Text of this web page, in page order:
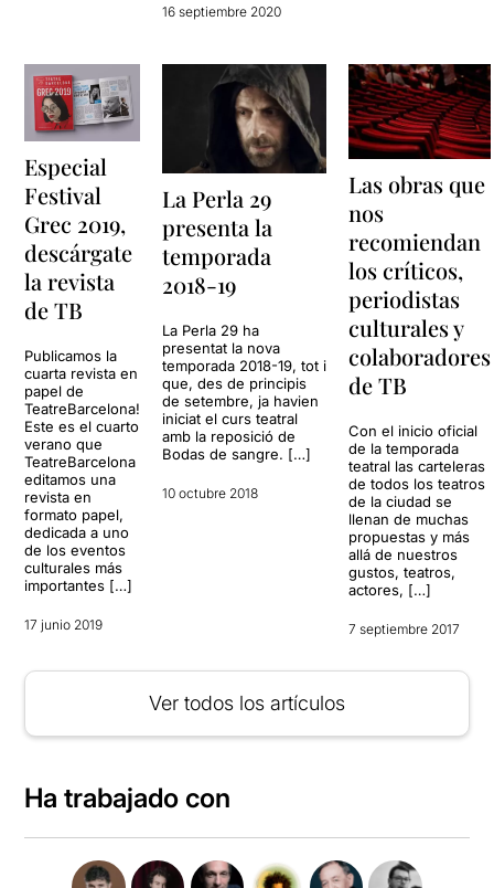
16 septiembre 2020
Especial
Festival
Grec 2019,
descárgate
la revista
de TB
Publicamos la
cuarta revista en
papel de
TeatreBarcelona!
Este es el cuarto
verano que
TeatreBarcelona
editamos una
revista en
formato papel,
dedicada a uno
de los eventos
culturales más
importantes […]
17 junio 2019
La Perla 29
presenta la
temporada
2018-19
La Perla 29 ha
presentat la nova
temporada 2018-19, tot i
que, des de principis
de setembre, ja havien
iniciat el curs teatral
amb la reposició de
Bodas de sangre. […]
10 octubre 2018
Las obras que
nos
recomiendan
los críticos,
periodistas
culturales y
colaboradores
de TB
Con el inicio oficial
de la temporada
teatral las carteleras
de todos los teatros
de la ciudad se
llenan de muchas
propuestas y más
allá de nuestros
gustos, teatros,
actores, […]
7 septiembre 2017
Ver todos los artículos
Ha trabajado con